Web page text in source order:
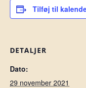
Tilføj til
DETALJER
Dato:
29 november 2021